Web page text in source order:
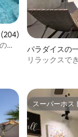
ー204件、5つ星中
魅
パラダイスの
リラックスで
スーパーホスト
スーパーホス